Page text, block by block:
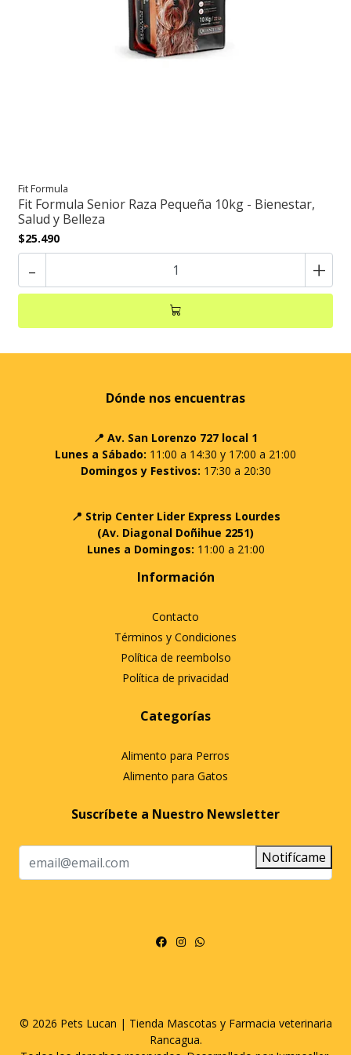
Fit Formula
Fit Formula Senior Raza Pequeña 10kg - Bienestar,
Salud y Belleza
$25.490
- +
Dónde nos encuentras
📍 Av. San Lorenzo 727 local 1
Lunes a Sábado: 11:00 a 14:30 y 17:00 a 21:00
Domingos y Festivos: 17:30 a 20:30
📍 Strip Center Lider Express Lourdes
(Av. Diagonal Doñihue 2251)
Lunes a Domingos: 11:00 a 21:00
Información
Contacto
Términos y Condiciones
Política de reembolso
Política de privacidad
Categorías
Alimento para Perros
Alimento para Gatos
Suscríbete a Nuestro Newsletter
Notifícame
© 2026 Pets Lucan | Tienda Mascotas y Farmacia veterinaria
Rancagua.